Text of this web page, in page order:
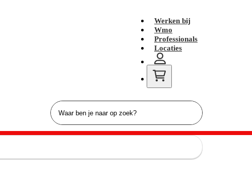
Werken bij
Wmo
Professionals
Locaties